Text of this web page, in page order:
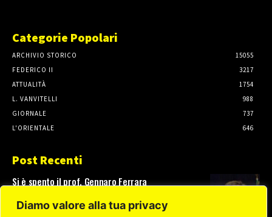
Diamo valore alla tua privacy
Categorie Popolari
ARCHIVIO STORICO
15055
FEDERICO II
3217
ATTUALITÀ
1754
L. VANVITELLI
988
GIORNALE
737
L'ORIENTALE
646
Post Recenti
Si è spento il prof. Gennaro Ferrara